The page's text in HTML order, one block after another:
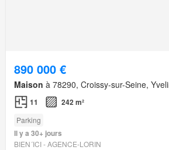
890 000 €
Maison à 78290, Croissy-sur-Seine,
11 242 m²
Parking
Il y a 30+ jours
BIEN´ICI - AGENCE-LORIN